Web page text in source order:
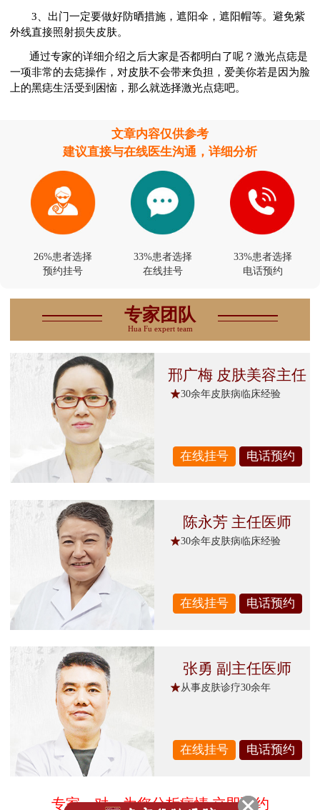
3、出门一定要做好防晒措施，遮阳伞，遮阳帽等。避免紫
外线直接照射损失皮肤。
通过专家的详细介绍之后大家是否都明白了呢？激光点痣是
一项非常的去痣操作，对皮肤不会带来负担，爱美你若是因为脸
上的黑痣生活受到困恼，那么就选择激光点痣吧。
文章内容仅供参考
建议直接与在线医生沟通，详细分析
26%患者选择
预约挂号
33%患者选择
在线挂号
33%患者选择
电话预约
专家团队
Hua Fu expert team
邢广梅 皮肤美容主任
30余年皮肤病临床经验
在线挂号 电话预约
陈永芳 主任医师
30余年皮肤病临床经验
在线挂号 电话预约
张勇 副主任医师
从事皮肤诊疗30余年
在线挂号 电话预约
专家一对一为您分析病情 立即预约